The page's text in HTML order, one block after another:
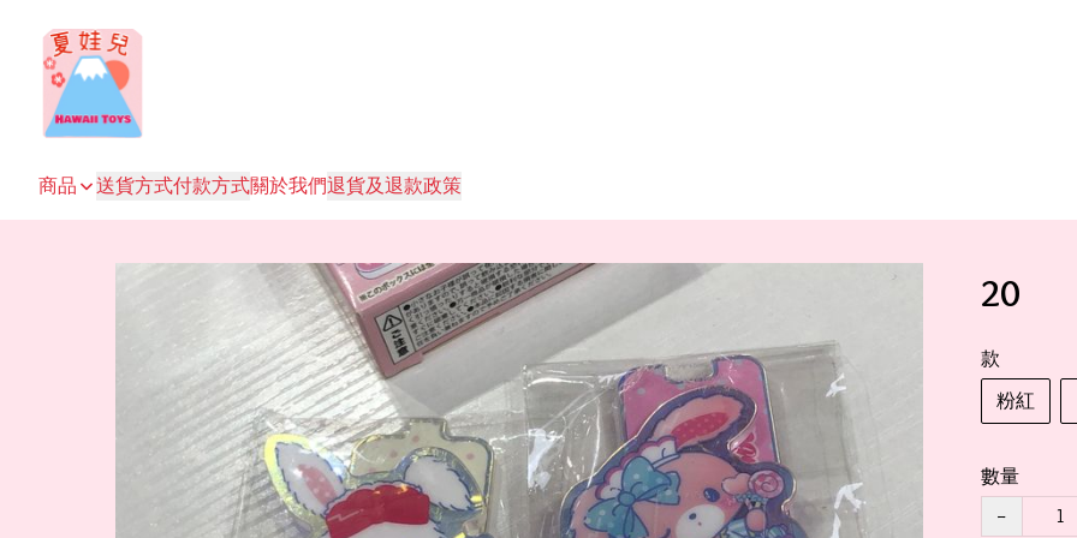
商品 送貨方式付款方式關於我們退貨及退款政策
20
款
粉紅
數量
−